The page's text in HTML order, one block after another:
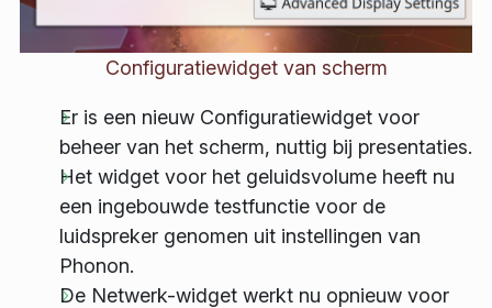
Configuratiewidget van scherm
Er is een nieuw Configuratiewidget voor
beheer van het scherm, nuttig bij presentaties.
Het widget voor het geluidsvolume heeft nu
een ingebouwde testfunctie voor de
luidspreker genomen uit instellingen van
Phonon.
De Netwerk-widget werkt nu opnieuw voor